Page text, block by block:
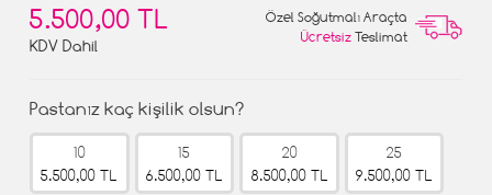
5.500,00 TL
KDV Dahil
Özel Soğutmalı Araçta
Ücretsiz Teslimat
Pastanız kaç kişilik olsun?
10
5.500,00 TL
15
6.500,00 TL
20
8.500,00 TL
25
9.500,00 TL